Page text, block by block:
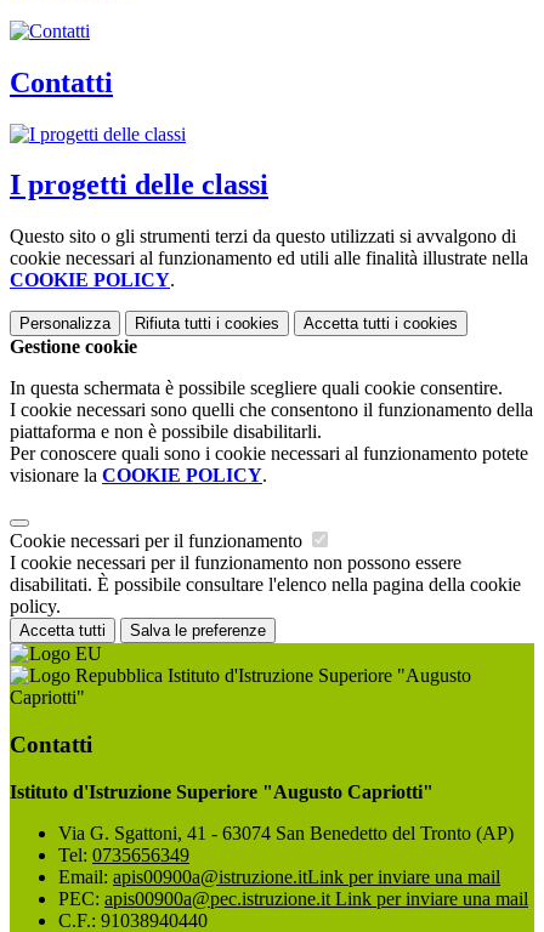
Contatti
I progetti delle classi
Questo sito o gli strumenti terzi da questo utilizzati si avvalgono di
cookie necessari al funzionamento ed utili alle finalità illustrate nella
COOKIE POLICY.
Personalizza Rifiuta tutti i cookies Accetta tutti i cookies
Gestione cookie
In questa schermata è possibile scegliere quali cookie consentire.
I cookie necessari sono quelli che consentono il funzionamento della
piattaforma e non è possibile disabilitarli.
Per conoscere quali sono i cookie necessari al funzionamento potete
visionare la COOKIE POLICY.
Cookie necessari per il funzionamento
I cookie necessari per il funzionamento non possono essere
disabilitati. È possibile consultare l'elenco nella pagina della cookie
policy.
Accetta tutti Salva le preferenze
Istituto d'Istruzione Superiore "Augusto
Capriotti"
Contatti
Istituto d'Istruzione Superiore "Augusto Capriotti"
Via G. Sgattoni, 41 - 63074 San Benedetto del Tronto (AP)
Tel: 0735656349
Email: apis00900a@istruzione.itLink per inviare una mail
PEC: apis00900a@pec.istruzione.it Link per inviare una mail
C.F.: 91038940440